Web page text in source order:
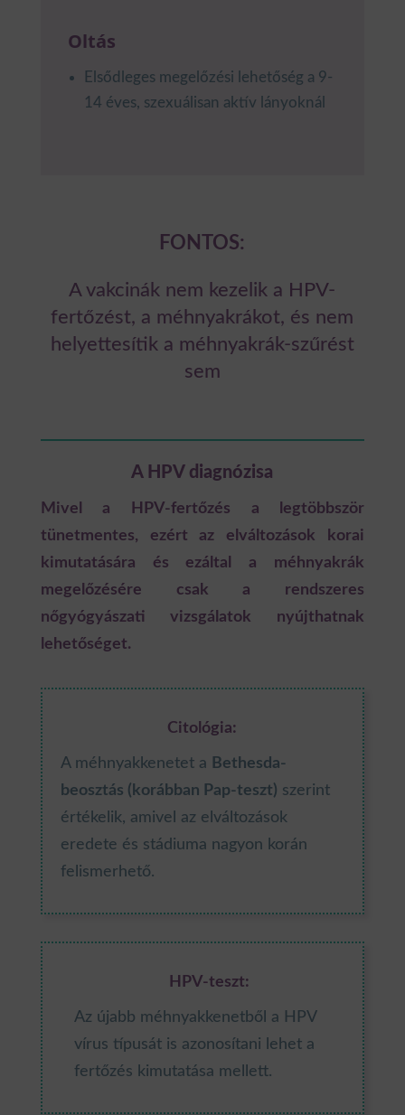
Oltás
Elsődleges megelőzési lehetőség a 9-
14 éves, szexuálisan aktív lányoknál
FONTOS:
A vakcinák nem kezelik a HPV-
fertőzést, a méhnyakrákot, és nem
helyettesítik a méhnyakrák-szűrést
sem
A HPV diagnózisa
Mivel a HPV-fertőzés a legtöbbször
tünetmentes, ezért az elváltozások korai
kimutatására és ezáltal a méhnyakrák
megelőzésére csak a rendszeres
nőgyógyászati vizsgálatok nyújthatnak
lehetőséget.
Citológia:
A méhnyakkenetet a Bethesda-
beosztás (korábban Pap-teszt) szerint
értékelik, amivel az elváltozások
eredete és stádiuma nagyon korán
felismerhető.
HPV-teszt:
Az újabb méhnyakkenetből a HPV
vírus típusát is azonosítani lehet a
fertőzés kimutatása mellett.